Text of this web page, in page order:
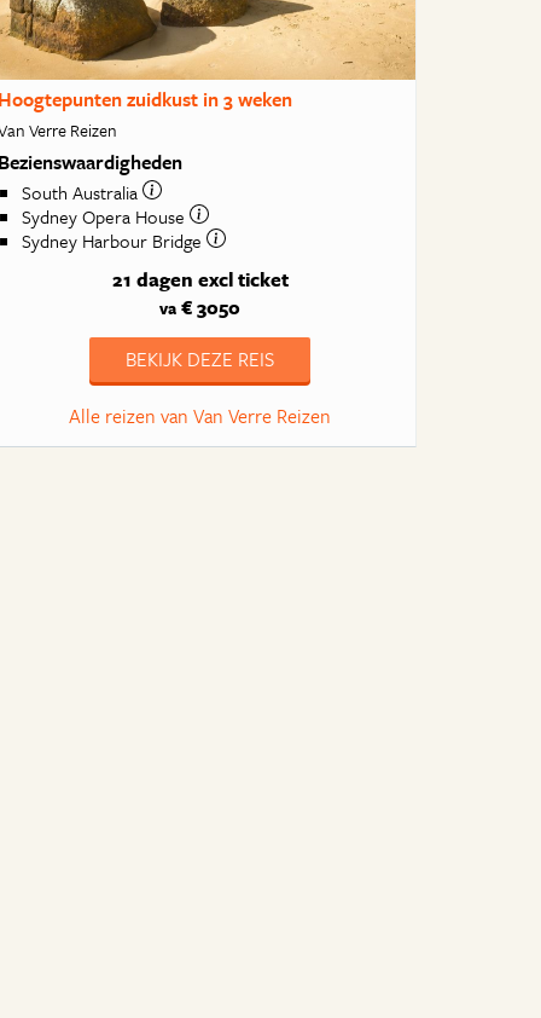
Hoogtepunten zuidkust in 3 weken
Verre Reizen
Bezienswaardigheden
South Australia
Sydney Opera House
Sydney Harbour Bridge
21 dagen excl ticket
va € 3050
BEKIJK DEZE REIS
Alle reizen van Van Verre Reizen